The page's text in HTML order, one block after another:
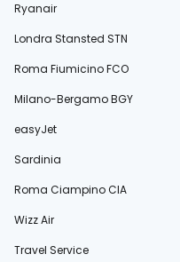
Ryanair
Londra Stansted STN
Roma Fiumicino FCO
Milano-Bergamo BGY
easyJet
Sardinia
Roma Ciampino CIA
Wizz Air
Travel Service